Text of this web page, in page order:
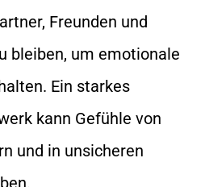
Freunden und
bleiben, um emotionale
Ein starkes
kann Gefühle von
und in unsicheren